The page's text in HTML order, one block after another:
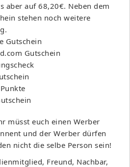
aber auf 68,20€. Neben dem
stehen noch weitere
Gutschein
Gutschein
müsst euch einen Werber
und der Werber dürfen
nicht die selbe Person sein!
Freund, Nachbar,